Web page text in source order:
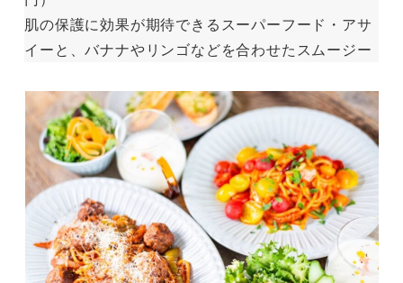
肌の保護に効果が期待できるスーパーフード・アサ
イーと、バナナやリンゴなどを合わせたスムージー